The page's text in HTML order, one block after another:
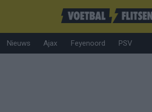
Nieuws Ajax Feyenoord PSV